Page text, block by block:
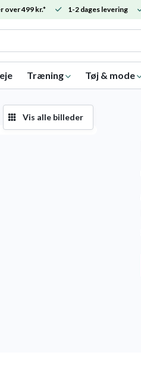
over 499 kr.* 1-2 dages levering
Træning Tøj & mode
Vis alle billeder